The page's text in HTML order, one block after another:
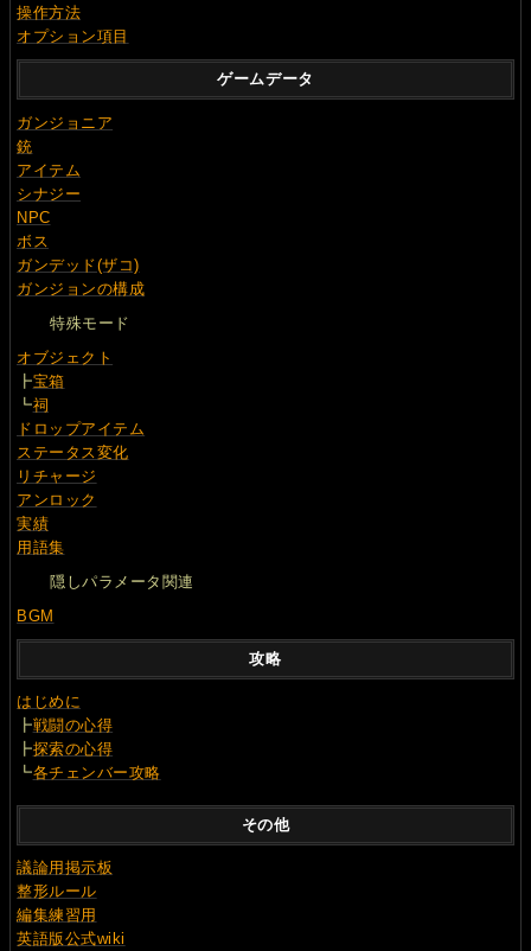
操作方法
オプション項目
ゲームデータ
ガンジョニア
銃
アイテム
シナジー
NPC
ボス
ガンデッド(ザコ)
ガンジョンの構成
特殊モード
オブジェクト
┣宝箱
┗祠
ドロップアイテム
ステータス変化
リチャージ
アンロック
実績
用語集
隠しパラメータ関連
BGM
攻略
はじめに
┣戦闘の心得
┣探索の心得
┗各チェンバー攻略
その他
議論用掲示板
整形ルール
編集練習用
英語版公式wiki